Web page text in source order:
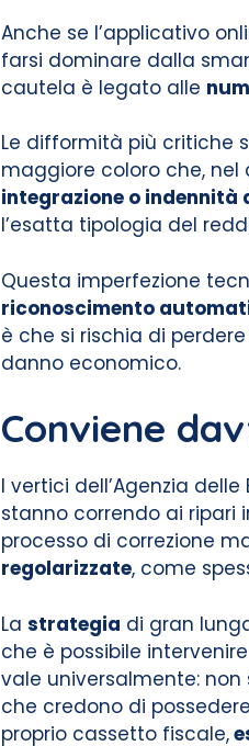
Anche se l’applicativo
farsi dominare dalla
cautela è legato alle
Le difformità più critiche
maggiore coloro che,
integrazione o indennità
l’esatta tipologia del
Questa imperfezione
riconoscimento
è che si rischia di
danno economico.
Conviene
I vertici dell’Agenzia
stanno correndo ai ripari
processo di correzione
regolarizzate, come
La strategia di gran
che è possibile
vale universalmente:
che credono di
proprio cassetto fiscale,